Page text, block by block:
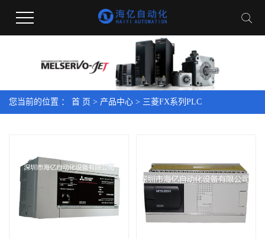
您当前的位置 ： 首 页 > 产品中心 > 三菱FX系列PLC